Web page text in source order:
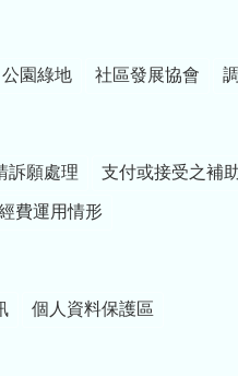
公園綠地 社區發展協會
訴願處理 支付或接受之補
費運用情形
個人資料保護區